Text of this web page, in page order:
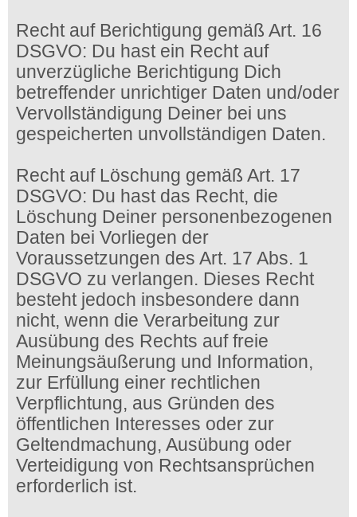
Recht auf Berichtigung gemäß Art. 16
DSGVO: Du hast ein Recht auf
unverzügliche Berichtigung Dich
betreffender unrichtiger Daten und/oder
Vervollständigung Deiner bei uns
gespeicherten unvollständigen Daten.
Recht auf Löschung gemäß Art. 17
DSGVO: Du hast das Recht, die
Löschung Deiner personenbezogenen
Daten bei Vorliegen der
Voraussetzungen des Art. 17 Abs. 1
DSGVO zu verlangen. Dieses Recht
besteht jedoch insbesondere dann
nicht, wenn die Verarbeitung zur
Ausübung des Rechts auf freie
Meinungsäußerung und Information,
zur Erfüllung einer rechtlichen
Verpflichtung, aus Gründen des
öffentlichen Interesses oder zur
Geltendmachung, Ausübung oder
Verteidigung von Rechtsansprüchen
erforderlich ist.